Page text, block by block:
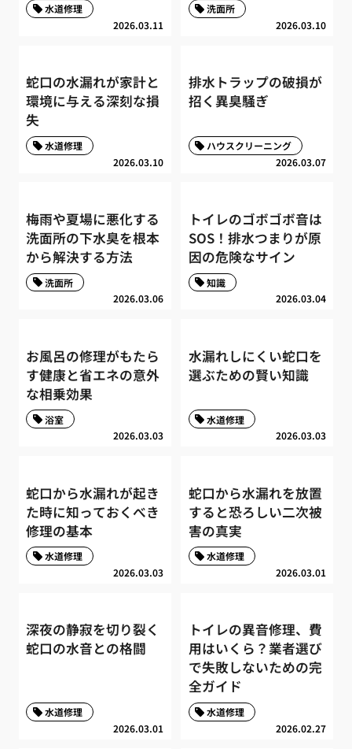
2026.03.11
水道修理
2026.03.10
洗面所
蛇口の水漏れが家計と
環境に与える深刻な損
失
2026.03.10
水道修理
排水トラップの破損が
招く異臭騒ぎ
2026.03.07
ハウスクリーニング
梅雨や夏場に悪化する
洗面所の下水臭を根本
から解決する方法
2026.03.06
洗面所
トイレのゴボゴボ音は
SOS！排水つまりが原
因の危険なサイン
2026.03.04
知識
お風呂の修理がもたら
す健康と省エネの意外
な相乗効果
2026.03.03
浴室
水漏れしにくい蛇口を
選ぶための賢い知識
2026.03.03
水道修理
蛇口から水漏れが起き
た時に知っておくべき
修理の基本
2026.03.03
水道修理
蛇口から水漏れを放置
すると恐ろしい二次被
害の真実
2026.03.01
水道修理
深夜の静寂を切り裂く
蛇口の水音との格闘
2026.03.01
水道修理
トイレの異音修理、費
用はいくら？業者選び
で失敗しないための完
全ガイド
2026.02.27
水道修理